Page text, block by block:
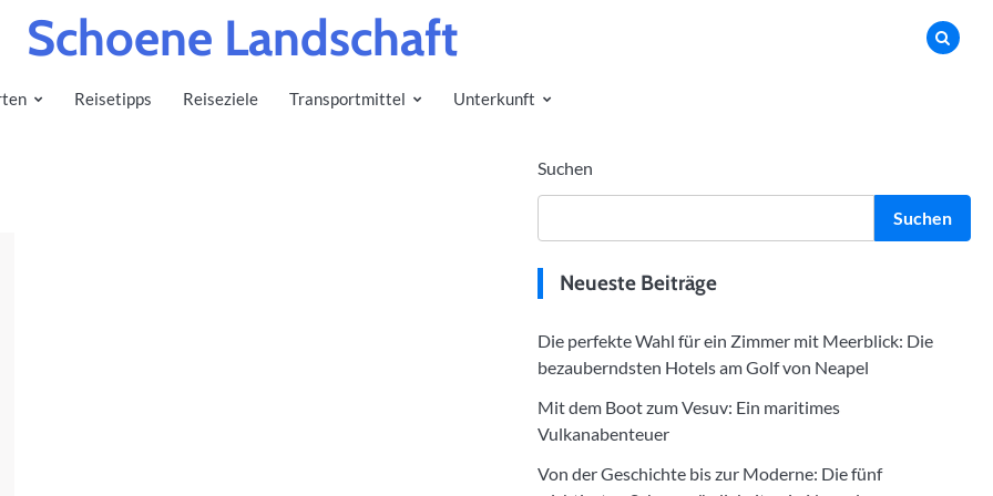
Schoene Landschaft
Reisetipps Reiseziele Transportmittel Unterkunft
Suchen
Suchen
Neueste Beiträge
Die perfekte Wahl für ein Zimmer mit Meerblick: Die
bezauberndsten Hotels am Golf von Neapel
Mit dem Boot zum Vesuv: Ein maritimes
Vulkanabenteuer
Von der Geschichte bis zur Moderne: Die fünf